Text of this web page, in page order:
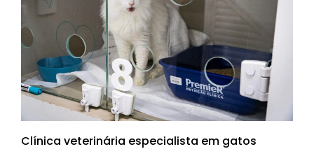
Clínica veterinária especialista em gatos